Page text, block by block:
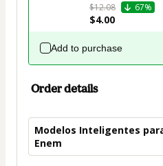
$12.08
67%
$4.00
Add to purchase
Order details
Modelos Inteligentes
Enem